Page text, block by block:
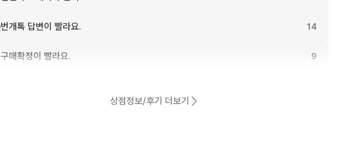
번개톡 답변이 빨라요. 14
구매확정이 빨라요. 9
상점정보/후기 더보기